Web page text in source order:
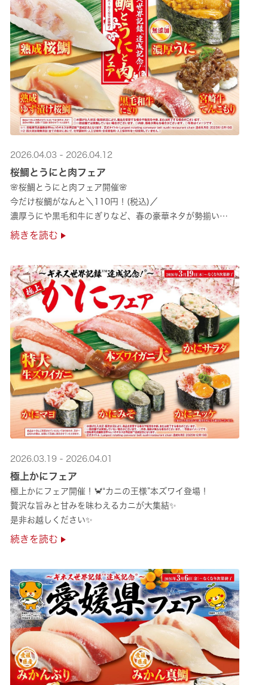
2026.04.03 - 2026.04.12
桜鯛とうにと肉フェア
🌸桜鯛とうにと肉フェア開催🌸
今だけ桜鯛がなんと＼110円！(税込)／
濃厚うにや黒毛和牛にぎりなど、春の豪華ネタが勢揃い
是非お越しください✨
続きを読む
2026.03.19 - 2026.04.01
極上かにフェア
極上かにフェア開催！🦀“カニの王様”本ズワイ登場！
贅沢な旨みと甘みを味わえるカニが大集結✨
是非お越しください✨
続きを読む